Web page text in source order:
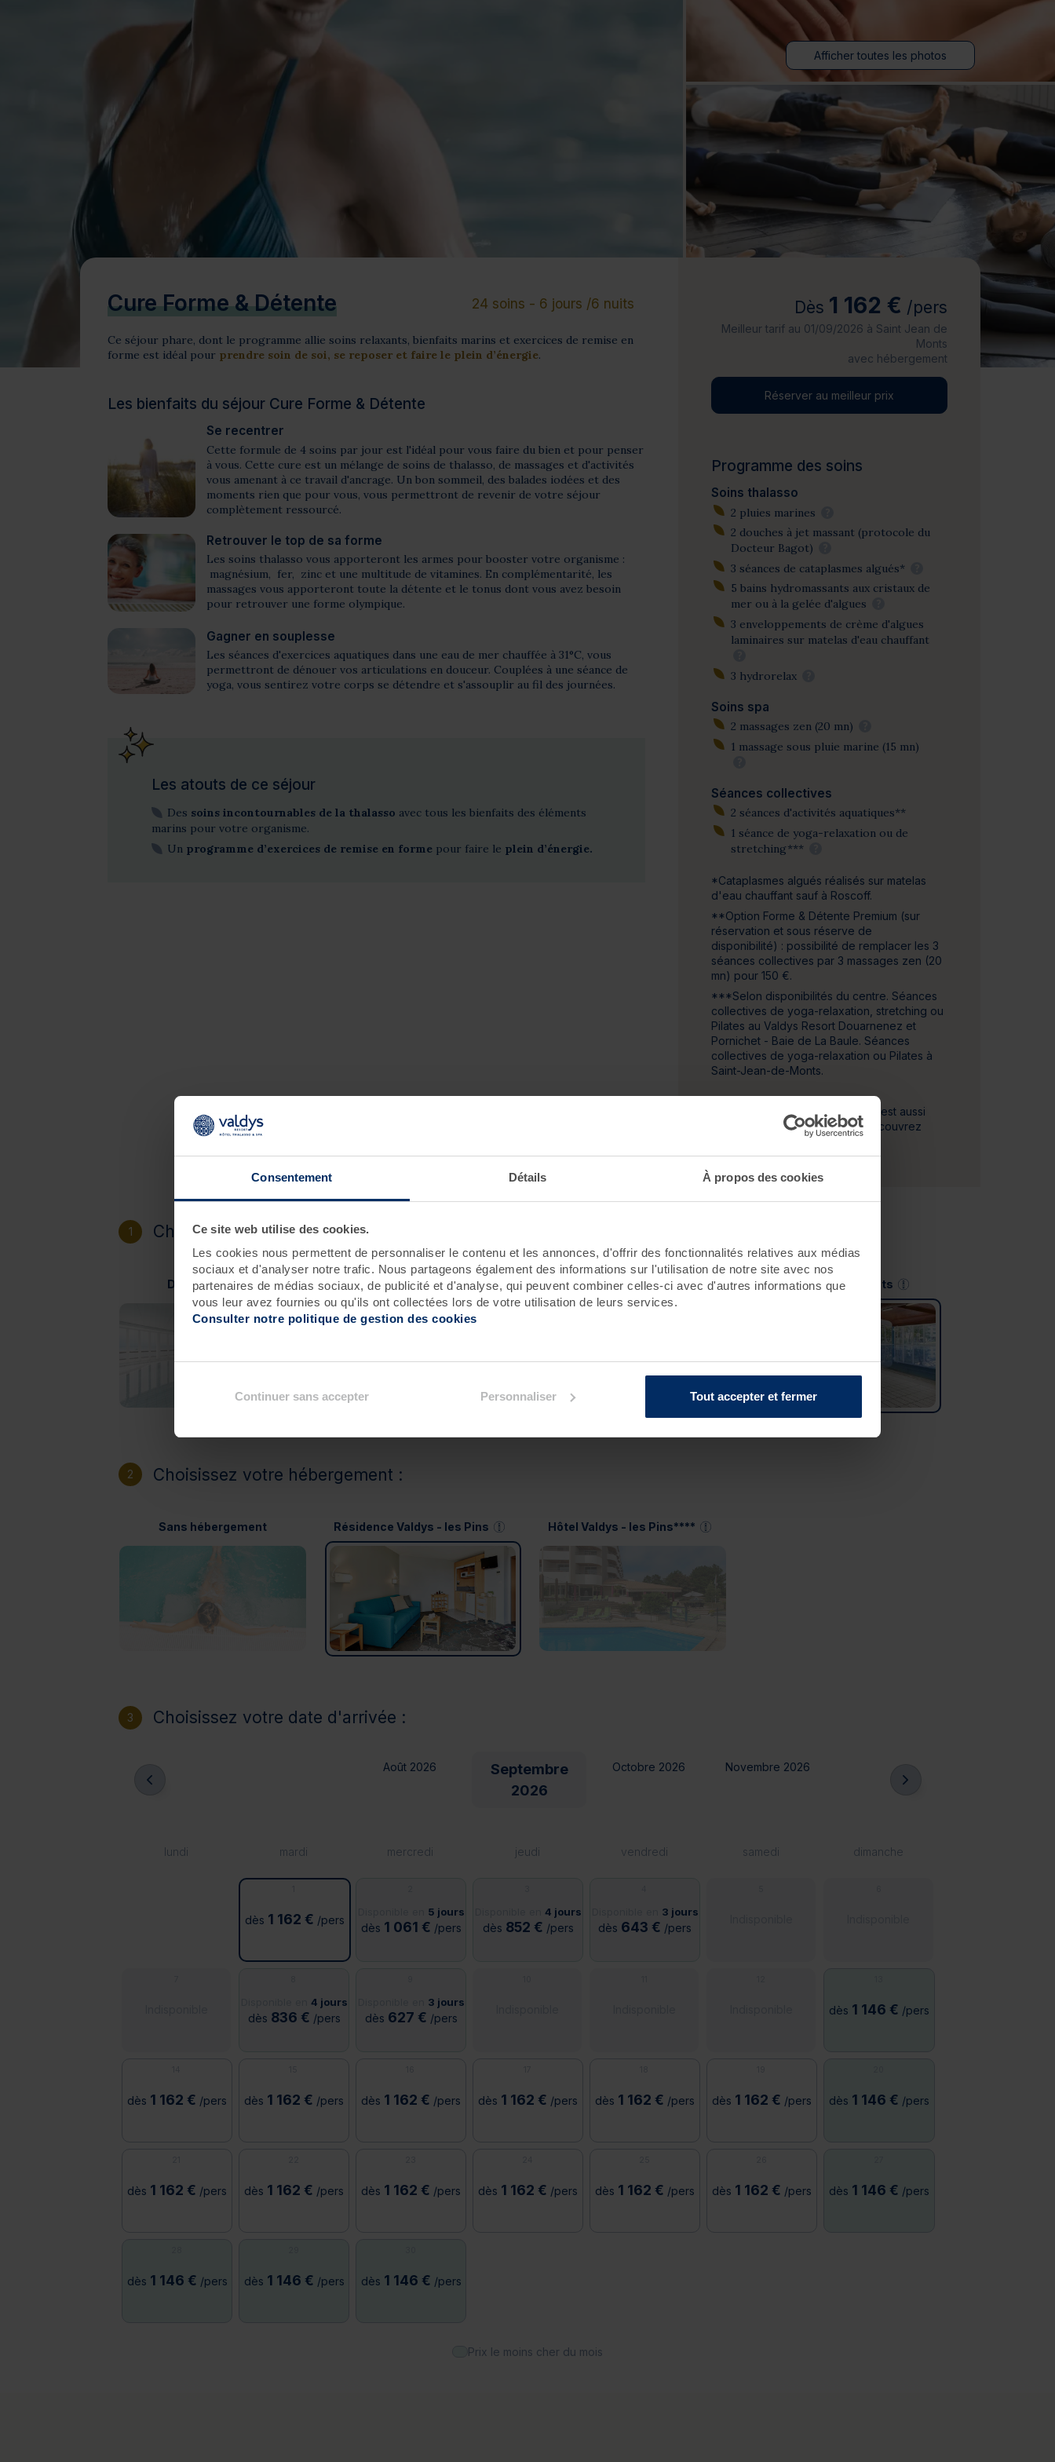
Consentement Détails À propos des cookies
Ce site web utilise des cookies.
Les cookies nous permettent de personnaliser le contenu et les annonces, d'offrir des fonctionnalités relatives aux médias
sociaux et d'analyser notre trafic. Nous partageons également des informations sur l'utilisation de notre site avec nos
partenaires de médias sociaux, de publicité et d'analyse, qui peuvent combiner celles-ci avec d'autres informations que
vous leur avez fournies ou qu'ils ont collectées lors de votre utilisation de leurs services.
Consulter notre politique de gestion des cookies
Continuer sans accepter Personnaliser Tout accepter et fermer
Sur-mesure Journée détente
Afficher toutes les photos
Cure Forme & Détente 24 soins - 6 jours /6 nuits
Ce séjour phare, dont le programme allie soins relaxants, bienfaits marins et exercices de remise en
forme est idéal pour prendre soin de soi, se reposer et faire le plein d’énergie.
Les bienfaits du séjour Cure Forme & Détente
Se recentrer
Cette formule de 4 soins par jour est l'idéal pour vous faire du bien et pour penser
à vous. Cette cure est un mélange de soins de thalasso, de massages et d'activités
vous amenant à ce travail d'ancrage. Un bon sommeil, des balades iodées et des
moments rien que pour vous, vous permettront de revenir de votre séjour
complètement ressourcé.
Retrouver le top de sa forme
Les soins thalasso vous apporteront les armes pour booster votre organisme :
magnésium, fer, zinc et une multitude de vitamines. En complémentarité, les
massages vous apporteront toute la détente et le tonus dont vous avez besoin
pour retrouver une forme olympique.
Gagner en souplesse
Les séances d'exercices aquatiques dans une eau de mer chauffée à 31°C, vous
permettront de dénouer vos articulations en douceur. Couplées à une séance de
yoga, vous sentirez votre corps se détendre et s'assouplir au fil des journées.
Les atouts de ce séjour
Des soins incontournables de la thalasso avec tous les bienfaits des éléments
marins pour votre organisme.
Un programme d’exercices de remise en forme pour faire le plein d’énergie.
Dès 1 162 € /pers
Meilleur tarif au 01/09/2026 à Saint Jean de
Monts
avec hébergement
Réserver au meilleur prix
Programme des soins
Soins thalasso
2 pluies marines
2 douches à jet massant (protocole du
Docteur Bagot)
3 séances de cataplasmes algués*
5 bains hydromassants aux cristaux de
mer ou à la gelée d'algues
3 enveloppements de crème d'algues
laminaires sur matelas d'eau chauffant
3 hydrorelax
Soins spa
2 massages zen (20 mn)
1 massage sous pluie marine (15 mn)
Séances collectives
2 séances d'activités aquatiques**
1 séance de yoga-relaxation ou de
stretching***
*Cataplasmes algués réalisés sur matelas
d'eau chauffant sauf à Roscoff.
**Option Forme & Détente Premium (sur
réservation et sous réserve de
disponibilité) : possibilité de remplacer les 3
séances collectives par 3 massages zen (20
mn) pour 150 €.
***Selon disponibilités du centre. Séances
collectives de yoga-relaxation, stretching ou
Pilates au Valdys Resort Douarnenez et
Pornichet - Baie de La Baule. Séances
collectives de yoga-relaxation ou Pilates à
Saint-Jean-de-Monts.
Le séjour Cure Forme & Détente est aussi
disponible en3,4et5jours. Découvrez
l'ensemble de ces séjours
1 Choisissez votre destination :
Douarnenez Roscoff Pornichet - Baie de La Baule Saint-Jean-de-Monts
lundi mardi mercredi jeudi vendredi samedi dimanche
dès 1 162 € /pers
5 jours
dès 1 061 € /pers
4 jours
dès 852 € /pers
3 jours
dès 643 € /pers
4 jours
dès 836 € /pers
3 jours
dès 627 € /pers
dès 1 146 € /pers
dès 1 162 € /pers dès 1 162 € /pers dès 1 162 € /pers dès 1 162 € /pers dès 1 162 € /pers dès 1 162 € /pers dès 1 146 € /pers
dès 1 162 € /pers dès 1 162 € /pers dès 1 162 € /pers dès 1 162 € /pers dès 1 162 € /pers dès 1 162 € /pers dès 1 146 € /pers
dès 1 146 € /pers dès 1 146 € /pers dès 1 146 € /pers
2 Choisissez votre hébergement :
Sans hébergement Résidence Valdys - les Pins Hôtel Valdys - les Pins****
3 Choisissez votre date d'arrivée :
Août 2026
Septembre
2026
Octobre 2026 Novembre 2026
Prix le moins cher du mois